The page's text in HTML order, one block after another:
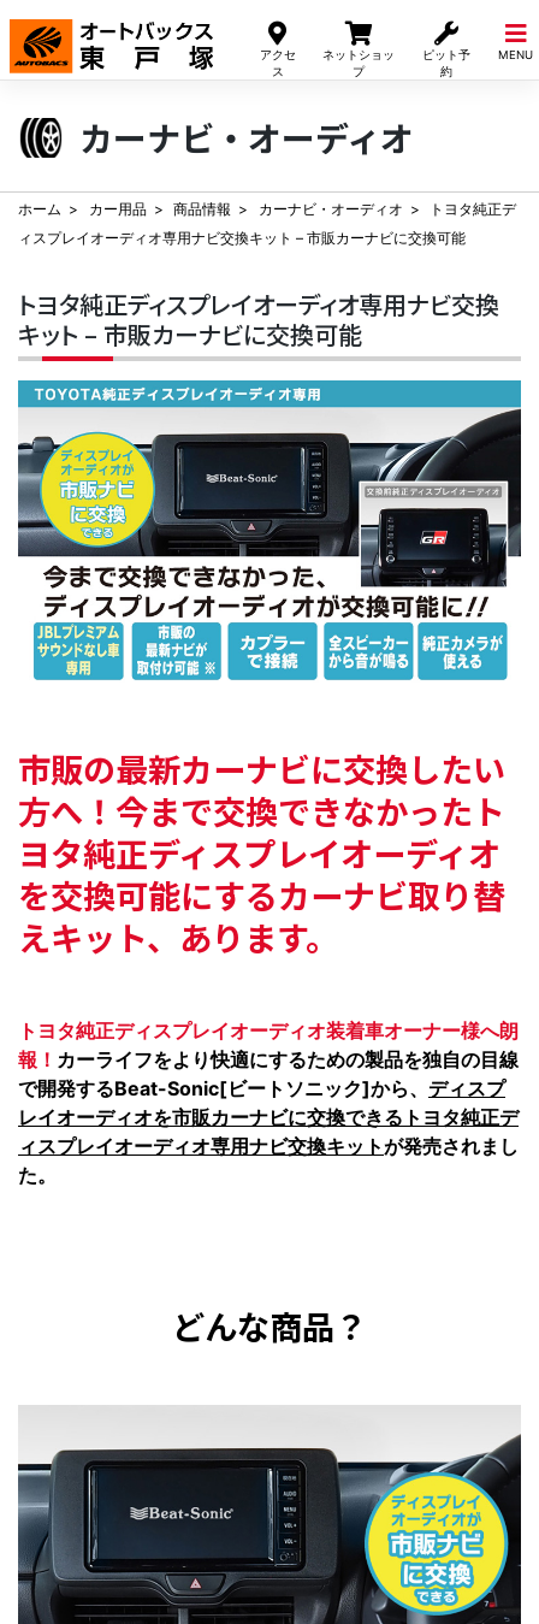
アクセ
ス
ネットショッ
プ
ピット予
約
MENU
Skip
content
カーナビ・オーディオ
ホーム カー用品 商品情報 カーナビ・オーディオ
トヨタ純正デ
ィスプレイオーディオ専用ナビ交換キット – 市販カーナビに交換可能
トヨタ純正ディスプレイオーディオ専用ナビ交換
キット – 市販カーナビに交換可能
市販の最新カーナビに交換したい
方へ！ 今まで交換できなかった ト
ヨタ純正ディスプレイオーディオ
を交換可能にするカーナビ取り替
えキット、あります。
トヨタ純正ディスプレイオーディオ装着車オーナー様へ朗
報！ カーライフをより快適にするための製品を独自の目線
で開発するBeat-Sonic[ビートソニック]から、 ディスプ
レイオーディオを市販カーナビに交換できるトヨタ純正デ
ィスプレイオーディオ専用ナビ交換キットが発売されまし
た。
どんな商品？